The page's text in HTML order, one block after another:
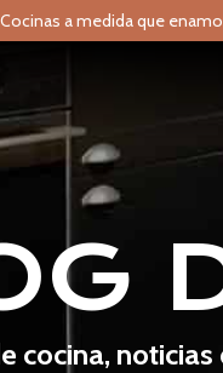
Cocinas a medida que
cocina,